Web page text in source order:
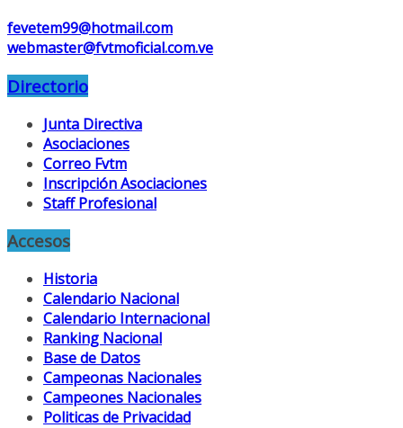
fevetem99@hotmail.com
webmaster@fvtmoficial.com.ve
Directorio
Junta Directiva
Asociaciones
Correo Fvtm
Inscripción Asociaciones
Staff Profesional
Accesos
Historia
Calendario Nacional
Calendario Internacional
Ranking Nacional
Base de Datos
Campeonas Nacionales
Campeones Nacionales
Politicas de Privacidad